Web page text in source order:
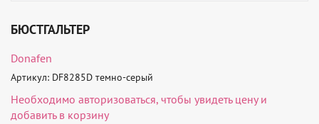
БЮСТГАЛЬТЕР
Donafen
Артикул: DF8285D темно-серый
Необходимо авторизоваться, чтобы увидеть цену и
добавить в корзину